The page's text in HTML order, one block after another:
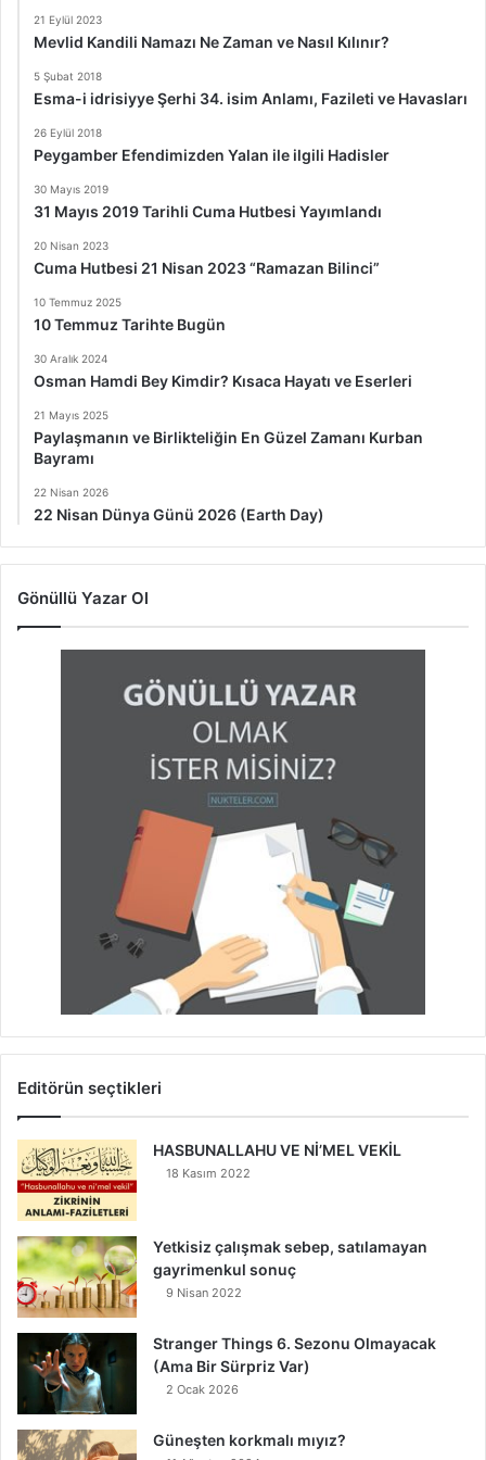
21 Eylül 2023
Mevlid Kandili Namazı Ne Zaman ve Nasıl Kılınır?
5 Şubat 2018
Esma-i idrisiyye Şerhi 34. isim Anlamı, Fazileti ve Havasları
26 Eylül 2018
Peygamber Efendimizden Yalan ile ilgili Hadisler
30 Mayıs 2019
31 Mayıs 2019 Tarihli Cuma Hutbesi Yayımlandı
20 Nisan 2023
Cuma Hutbesi 21 Nisan 2023 “Ramazan Bilinci”
10 Temmuz 2025
10 Temmuz Tarihte Bugün
30 Aralık 2024
Osman Hamdi Bey Kimdir? Kısaca Hayatı ve Eserleri
21 Mayıs 2025
Paylaşmanın ve Birlikteliğin En Güzel Zamanı Kurban
Bayramı
22 Nisan 2026
22 Nisan Dünya Günü 2026 (Earth Day)
Gönüllü Yazar Ol
Editörün seçtikleri
HASBUNALLAHU VE Nİ’MEL VEKİL
18 Kasım 2022
Yetkisiz çalışmak sebep, satılamayan
gayrimenkul sonuç
9 Nisan 2022
Stranger Things 6. Sezonu Olmayacak
(Ama Bir Sürpriz Var)
2 Ocak 2026
Güneşten korkmalı mıyız?